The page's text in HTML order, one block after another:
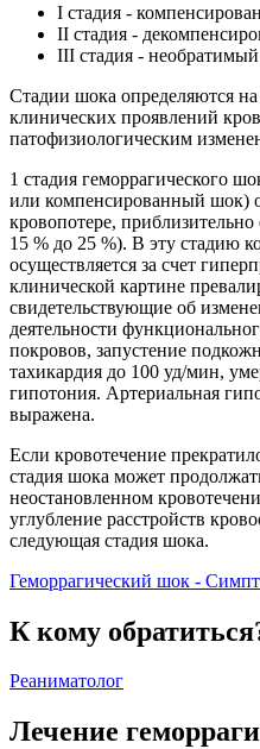
I стадия -
II стадия -
III стадия -
Стадии шока определяются
клинических проявлений
патофизиологическим
1 стадия геморрагического
или компенсированный шок)
кровопотере,
15 % до 25 %). В эту стадию
осуществляется за счет
клинической картине
свидетельствующие об
деятельности
покровов, запустение
тахикардия до 100 уд/мин,
гипотония. Артериальная
выражена.
Если кровотечение
стадия шока может
неостановленном
углубление расстройств
следующая стадия шока.
Геморрагический шок -
К кому
Реаниматолог
Лечение